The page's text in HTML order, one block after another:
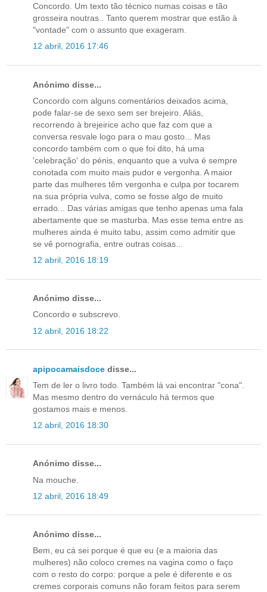
Concordo. Um texto tão técnico numas coisas e tão
grosseira noutras.. Tanto querem mostrar que estão à
"vontade" com o assunto que exageram.
12 abril, 2016 17:46
Anónimo disse...
Concordo com alguns comentários deixados acima,
pode falar-se de sexo sem ser brejeiro. Aliás,
recorrendo à brejeirice acho que faz com que a
conversa resvale logo para o mau gosto... Mas
concordo também com o que foi dito, há uma
'celebração' do pénis, enquanto que a vulva é sempre
conotada com muito mais pudor e vergonha. A maior
parte das mulheres têm vergonha e culpa por tocarem
na sua própria vulva, como se fosse algo de muito
errado... Das várias amigas que tenho apenas uma fala
abertamente que se masturba. Mas esse tema entre as
mulheres ainda é muito tabu, assim como admitir que
se vê pornografia, entre outras coisas...
12 abril, 2016 18:19
Anónimo disse...
Concordo e subscrevo.
12 abril, 2016 18:22
apipocamaisdoce disse...
Tem de ler o livro todo. Também lá vai encontrar "cona".
Mas mesmo dentro do vernáculo há termos que
gostamos mais e menos.
12 abril, 2016 18:30
Anónimo disse...
Na mouche.
12 abril, 2016 18:49
Anónimo disse...
Bem, eu cá sei porque é que eu (e a maioria das
mulheres) não coloco cremes na vagina como o faço
com o resto do corpo: porque a pele é diferente e os
cremes corporais comuns não foram feitos para serem